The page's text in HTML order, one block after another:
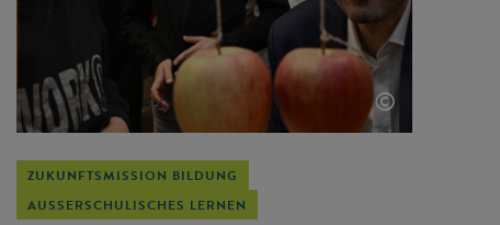
©
ZUKUNFTSMISSION BILDUNG
AUSSERSCHULISCHES LERNEN